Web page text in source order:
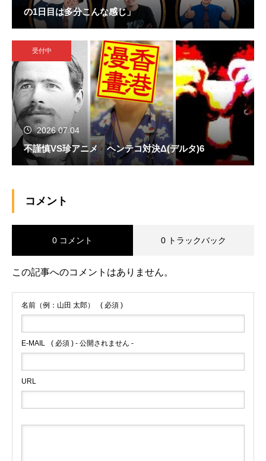
の1日目は多分こんな感じ」
受付中
2026.07.04
不謹慎VS珍アニメ ヘンテコ対決Δ(デルタ)6
コメント
0 コメント 0 トラックバック
この記事へのコメントはありません。
名前（例：山田 太郎） ( 必須 )
E-MAIL ( 必須 ) - 公開されません -
URL